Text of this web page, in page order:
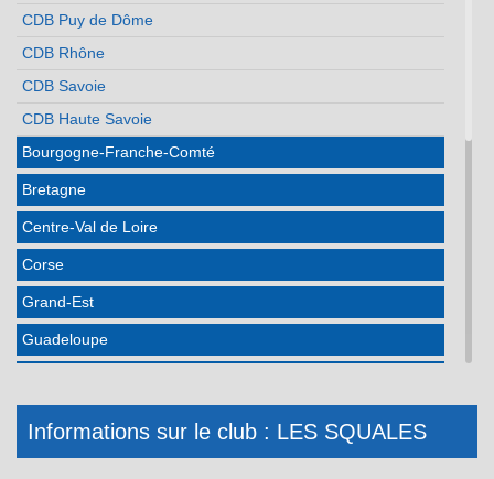
CDB Puy de Dôme
CDB Rhône
CDB Savoie
CDB Haute Savoie
Bourgogne-Franche-Comté
Bretagne
Centre-Val de Loire
Corse
Grand-Est
Guadeloupe
Informations sur le club : LES SQUALES